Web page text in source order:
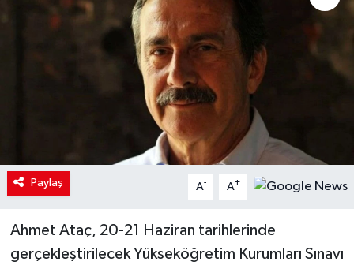
Paylaş A- A+
Ahmet Ataç, 20-21 Haziran tarihlerinde
gerçekleştirilecek Yükseköğretim Kurumları Sınavı